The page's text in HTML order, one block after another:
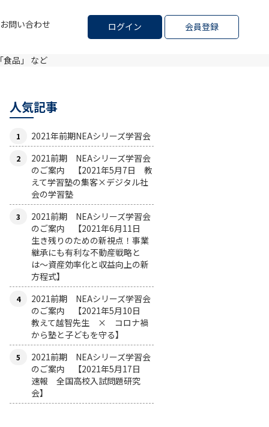
ログイン 会員登録
お問い合わせ
食品」 など
人気記事
2021年前期NEAシリーズ学習会
2021前期 NEAシリーズ学習会
のご案内 【2021年5月7日 教
えて学習塾の集客×デジタル社
会の学習塾
2021前期 NEAシリーズ学習会
のご案内 【2021年6月11日
生き残りのための新視点！事業
継承にも有利な不動産戦略と
は〜資産効率化と収益向上の新
方程式】
2021前期 NEAシリーズ学習会
のご案内 【2021年5月10日
教えて越智先生 × コロナ禍
から塾と子どもを守る】
2021前期 NEAシリーズ学習会
のご案内 【2021年5月17日
速報 全国高校入試問題研究
会】